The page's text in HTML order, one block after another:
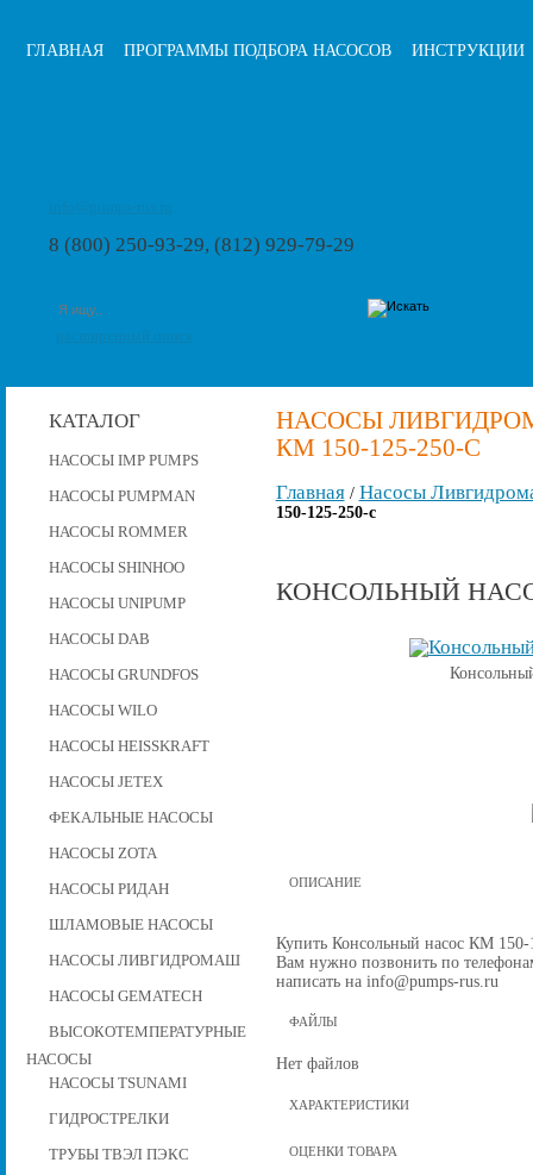
ГЛАВНАЯ ПРОГРАММЫ ПОДБОРА НАСОСОВ ИНСТРУКЦИИ
8 (800) 250-93-29, (812) 929-79-29
КАТАЛОГ
НАСОСЫ IMP PUMPS
НАСОСЫ PUMPMAN
НАСОСЫ ROMMER
НАСОСЫ SHINHOO
НАСОСЫ UNIPUMP
НАСОСЫ DAB
НАСОСЫ GRUNDFOS
НАСОСЫ WILO
НАСОСЫ HEISSKRAFT
НАСОСЫ JETEX
ФЕКАЛЬНЫЕ НАСОСЫ
НАСОСЫ ZOTA
НАСОСЫ РИДАН
ШЛАМОВЫЕ НАСОСЫ
НАСОСЫ ЛИВГИДРОМАШ
НАСОСЫ GEMATECH
ВЫСОКОТЕМПЕРАТУРНЫЕ
НАСОСЫ
НАСОСЫ TSUNAMI
ГИДРОСТРЕЛКИ
ТРУБЫ ТВЭЛ ПЭКС
НАСОСЫ
КМ 150-125-250-С
Главная/ Насосы
150-125-250-с
КОНСОЛЬНЫЙ
ОПИСАНИЕ
Купить Консольный насос КМ 150-
Вам нужно позвонить по
написать на info@pumps-rus.ru
ФАЙЛЫ
Нет файлов
ХАРАКТЕРИСТИКИ
ОЦЕНКИ ТОВАРА